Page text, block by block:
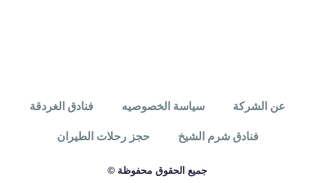
عن الشركة سياسة الخصوصيه فنادق الغردقة
فنادق شرم الشيخ حجز رحلات الطيران
جميع الحقوق محفوظة ©